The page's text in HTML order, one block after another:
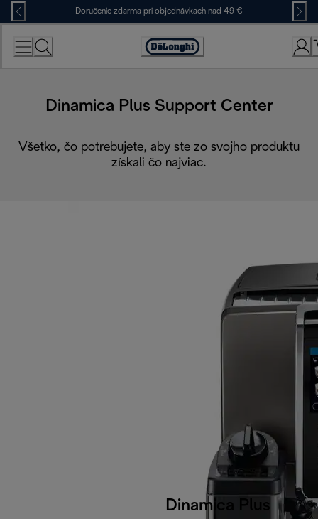
Skip
to
Content
Doručenie zdarma pri objednávkach nad 49 €
Accessibility
Dinamica Plus Support Center
Všetko, čo potrebujete, aby ste zo svojho produktu
získali čo najviac.
Dinamica Plus